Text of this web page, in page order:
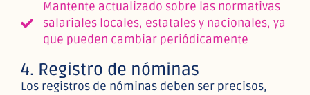
Mantente actualizado sobre las normativas
salariales locales, estatales y nacionales, ya
que pueden cambiar periódicamente
4. Registro de nóminas
Los registros de nóminas deben ser precisos,